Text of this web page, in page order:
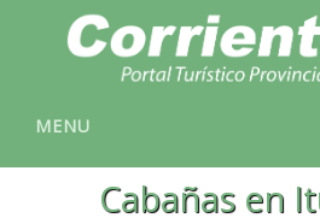
MENU
Cabañas en